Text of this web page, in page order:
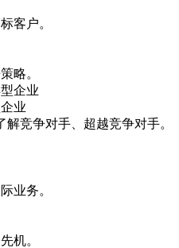
客户。
略。
业
竞争对手、超越竞争对手。
业务。
机。